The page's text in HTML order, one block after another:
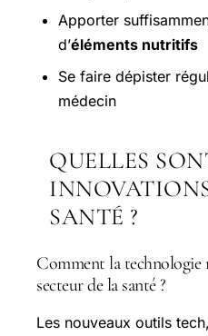
Apporter
d’éléments nutritifs
Se faire dépister
médecin
QUELLES
SANTÉ ?
Comment la technologie
secteur de la santé ?
Les nouveaux outils